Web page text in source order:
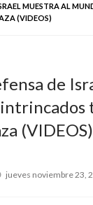
MUESTRA AL
(VIDEOS)
de
(VIDEOS)
Publicado
jueves noviembre 23,